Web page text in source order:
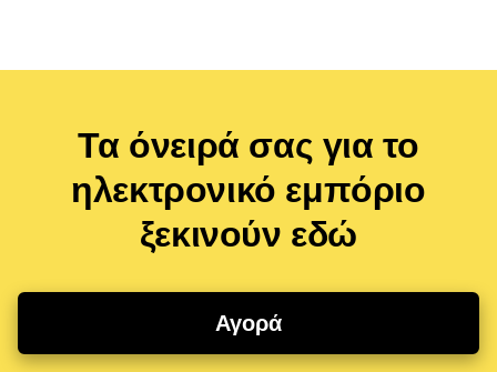
Τα όνειρά σας για το
ηλεκτρονικό εμπόριο
ξεκινούν εδώ
Αγορά